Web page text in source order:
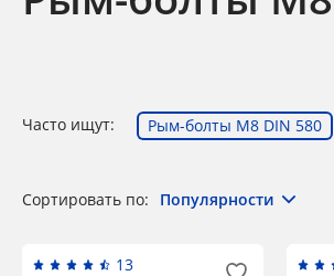
Часто ищут: Рым-болты M8 DIN 580
Сортировать по: Популярности
13